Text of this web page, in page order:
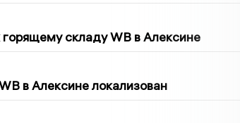
складу WB в Алексине
в Алексине локализован